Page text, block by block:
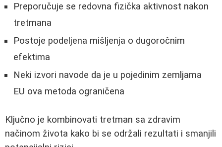
Preporučuje se redovna fizička aktivnost nakon
tretmana
Postoje podeljena mišljenja o dugoročnim
efektima
Neki izvori navode da je u pojedinim zemljama
EU ova metoda ograničena
Ključno je kombinovati tretman sa zdravim
načinom života kako bi se održali rezultati i smanjili